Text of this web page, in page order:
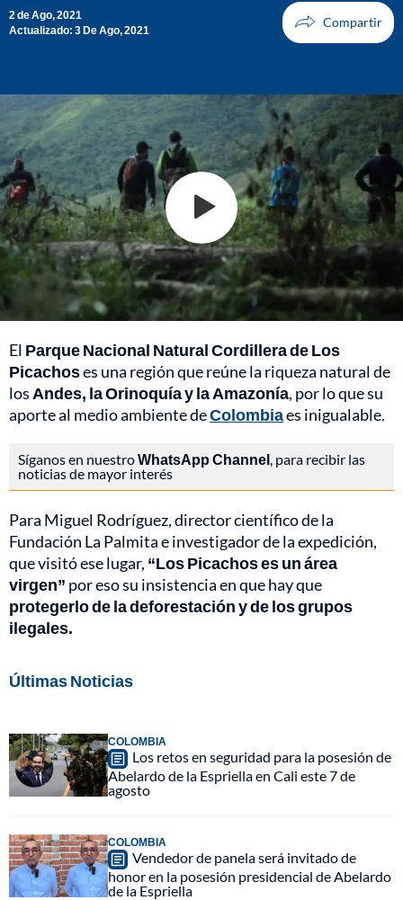
2 de Ago, 2021
Actualizado: 3 De Ago, 2021
El Parque Nacional Natural Cordillera de Los
Picachoses una región que reúne la riqueza natural de
los Andes, la Orinoquía y la Amazonía, por lo que su
aporte al medio ambiente deColombiaes inigualable.
Síganos en nuestroWhatsApp Channel , para recibir las
noticias de mayor interés
Para Miguel Rodríguez, director científico de la
Fundación La Palmita e investigador de la expedición,
que visitó ese lugar, “Los Picachos es un área
virgen” por eso su insistencia en que hay que
protegerlo de la deforestación y de los grupos
ilegales.
Últimas Noticias
COLOMBIA
Los retos en seguridad para la posesión de
Abelardo de la Espriella en Cali este 7 de
agosto
COLOMBIA
Vendedor de panela será invitado de
honor en la posesión presidencial de Abelardo
de la Espriella